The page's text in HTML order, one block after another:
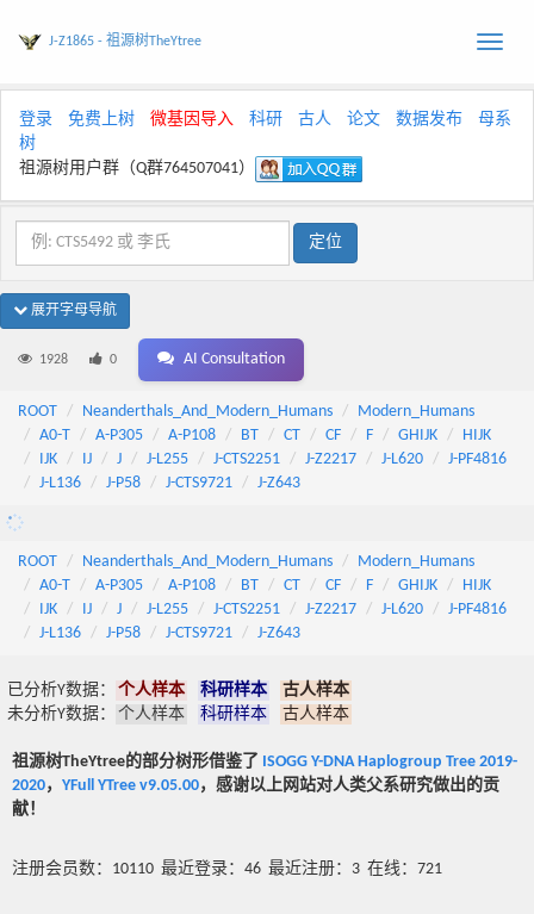
Toggle
J-Z1865 - 祖源树TheYtree
登录 免费上树 微基因导入 科研 古人 论文 数据发布
母系
树
祖源树用户群（Q群764507041）
展开字母导航
1928 0 AI Consultation
ROOT Neanderthals_And_Modern_Humans
Modern_Humans
A0-T
A-P305 A-P108 BT CT CF F GHIJK
HIJK
IJK
IJ J J-L255 J-CTS2251 J-Z2217 J-L620
J-PF4816
J-L136
J-P58 J-CTS9721 J-Z643
ROOT Neanderthals_And_Modern_Humans
Modern_Humans
A0-T
A-P305 A-P108 BT CT CF F GHIJK
HIJK
IJK
IJ J J-L255 J-CTS2251 J-Z2217 J-L620
J-PF4816
J-L136
J-P58 J-CTS9721 J-Z643
已分析Y数据： 个人样本 科研样本
古人样本
未分析Y数据：
个人样本 科研样本 古人样本
祖源树TheYtree的部分树形借鉴了 ISOGG Y-DNA Haplogroup Tree 2019-
2020， YFull YTree v9.05.00，感谢以上网站对人类父系研究做出的贡
献！
注册会员数：10110 最近登录：46 最近注册：3 在线：721